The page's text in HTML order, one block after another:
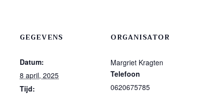
GEGEVENS
Datum:
8 april, 2025
Tijd:
ORGANISATOR
Margriet Kragten
Telefoon
0620675785